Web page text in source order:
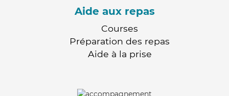
Aide aux repas
Courses
Préparation des repas
Aide à la prise